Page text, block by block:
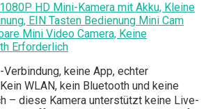
HD Mini-Kamera mit Akku, Kleine
EIN Tasten Bedienung Mini Cam
Mini Video Camera, Keine
Erforderlich
Verbindung, keine App, echter
WLAN, kein Bluetooth und keine
– diese Kamera unterstützt keine Live-